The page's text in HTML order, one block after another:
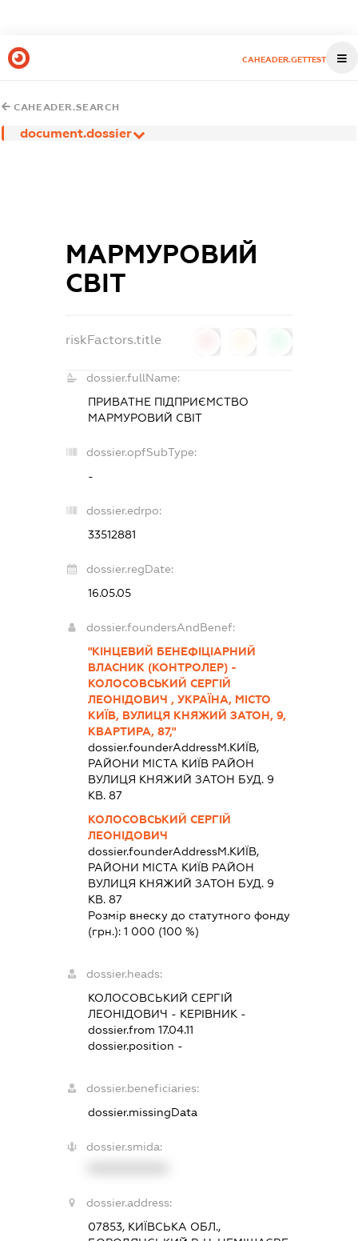
CAHEADER.GETTEST
CAHEADER.SEARCH
document.dossier
МАРМУРОВИЙ
СВІТ
riskFactors.title
dossier.fullName:
ПРИВАТНЕ ПІДПРИЄМСТВО
МАРМУРОВИЙ СВІТ
dossier.opfSubType:
-
dossier.edrpo:
33512881
dossier.regDate:
16.05.05
dossier.foundersAndBenef:
"КІНЦЕВИЙ БЕНЕФІЦІАРНИЙ
ВЛАСНИК (КОНТРОЛЕР) -
КОЛОСОВСЬКИЙ СЕРГІЙ
ЛЕОНІДОВИЧ , УКРАЇНА, МІСТО
КИЇВ, ВУЛИЦЯ КНЯЖИЙ ЗАТОН, 9,
КВАРТИРА, 87,"
dossier.founderAddressМ.КИЇВ,
РАЙОНИ МІСТА КИЇВ РАЙОН
ВУЛИЦЯ КНЯЖИЙ ЗАТОН БУД. 9
КВ. 87
КОЛОСОВСЬКИЙ СЕРГІЙ
ЛЕОНІДОВИЧ
dossier.founderAddressМ.КИЇВ,
РАЙОНИ МІСТА КИЇВ РАЙОН
ВУЛИЦЯ КНЯЖИЙ ЗАТОН БУД. 9
КВ. 87
Розмір внеску до статутного фонду
(грн.):1 000 (100 %)
dossier.heads:
КОЛОСОВСЬКИЙ СЕРГІЙ
ЛЕОНІДОВИЧ - КЕРІВНИК -
dossier.from 17.04.11
dossier.position -
dossier.beneficiaries:
dossier.missingData
dossier.smida:
dossier.address:
07853, КИЇВСЬКА ОБЛ.,